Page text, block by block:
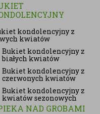
kondolencyjny z
kwiatów
Bukiet kondolencyjny z
białych kwiatów
Bukiet kondolencyjny z
czerwonych kwiatów
Bukiet kondolencyjny z
kwiatów sezonowych
NAD GROBAMI